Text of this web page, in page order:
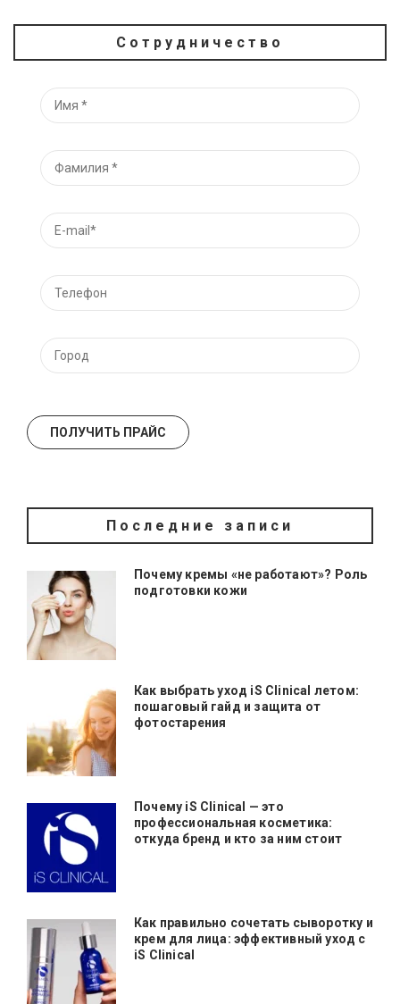
Сотрудничество
Последние записи
Почему кремы «не работают»? Роль
подготовки кожи
Как выбрать уход iS Clinical летом:
пошаговый гайд и защита от
фотостарения
Почему iS Clinical — это
профессиональная косметика:
откуда бренд и кто за ним стоит
Как правильно сочетать сыворотку и
крем для лица: эффективный уход с
iS Clinical